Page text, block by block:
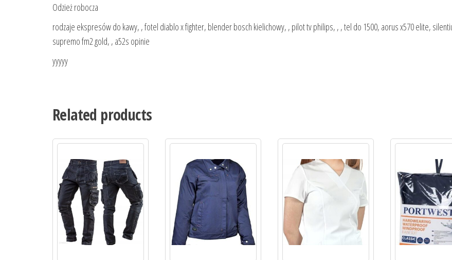
Odzież robocza
rodzaje ekspresów do kawy, , fotel diablo x fighter, blender bosch kielichowy, , pilot tv philips, , , tel do 1500, aorus x570 elite,
supremo fm2 gold, , a52s opinie
yyyyy
Related products